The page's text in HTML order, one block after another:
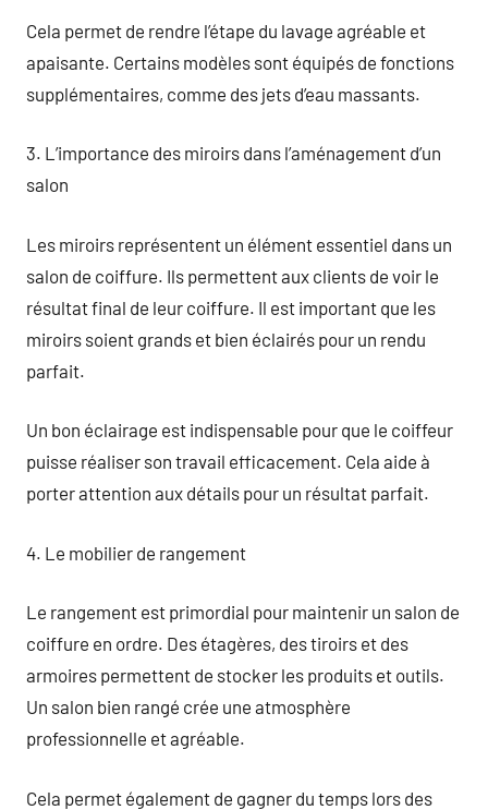
Cela permet de rendre l’étape du lavage agréable et
apaisante. Certains modèles sont équipés de fonctions
supplémentaires, comme des jets d’eau massants.
3. L’importance des miroirs dans l’aménagement d’un
salon
Les miroirs représentent un élément essentiel dans un
salon de coiffure. Ils permettent aux clients de voir le
résultat final de leur coiffure. Il est important que les
miroirs soient grands et bien éclairés pour un rendu
parfait.
Un bon éclairage est indispensable pour que le coiffeur
puisse réaliser son travail efficacement. Cela aide à
porter attention aux détails pour un résultat parfait.
4. Le mobilier de rangement
Le rangement est primordial pour maintenir un salon de
coiffure en ordre. Des étagères, des tiroirs et des
armoires permettent de stocker les produits et outils.
Un salon bien rangé crée une atmosphère
professionnelle et agréable.
Cela permet également de gagner du temps lors des